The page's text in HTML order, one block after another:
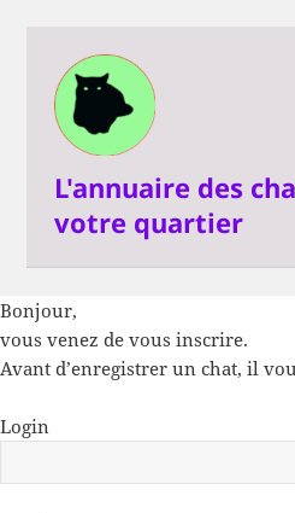
L'annuaire des
votre quartier
Bonjour,
vous venez de vous inscrire.
Avant d’enregistrer un chat, il
Login